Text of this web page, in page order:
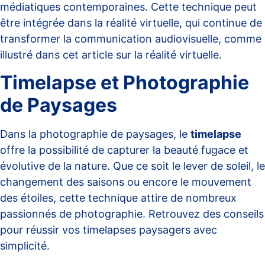
médiatiques contemporaines. Cette technique peut
être intégrée dans la réalité virtuelle, qui continue de
transformer la communication audiovisuelle, comme
illustré dans cet article sur la réalité virtuelle.
Timelapse et Photographie
de Paysages
Dans la photographie de paysages, le timelapse
offre la possibilité de capturer la beauté fugace et
évolutive de la nature. Que ce soit le lever de soleil, le
changement des saisons ou encore le mouvement
des étoiles, cette technique attire de nombreux
passionnés de photographie. Retrouvez des conseils
pour réussir vos timelapses paysagers avec
simplicité.